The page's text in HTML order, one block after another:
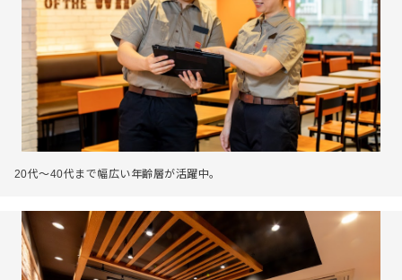
20代～40代まで幅広い年齢層が活躍中。